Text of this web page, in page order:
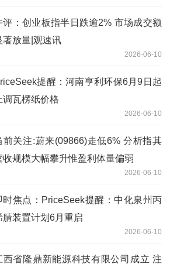
评：创业板指半日跌逾2% 市场成交额
著放量|观速讯
2026-06-10
提醒：河南亨利环保6月9日起
调瓦楞纸价格
2026-06-10
前关注:蔚来(09866)走低6% 分析指其
收规模大幅攀升惟盈利体量偏弱
2026-06-10
时焦点：PriceSeek提醒：中化泉州丙
腈装置计划6月重启
2026-06-10
西省隆鼎新能源科技有限公司成立 注